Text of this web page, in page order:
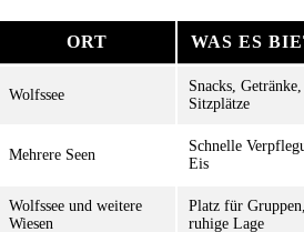
ORT WAS ES
Wolfssee
Snacks, Getränke,
Sitzplätze
Mehrere Seen
Schnelle
Eis
Wolfssee und weitere
Wiesen
Platz für
ruhige Lage